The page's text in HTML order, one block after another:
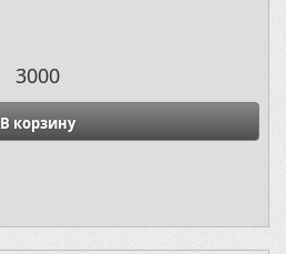
3000
В корзину